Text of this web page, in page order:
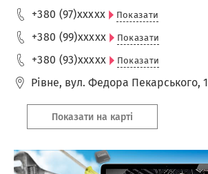
+380 (97)xxxxx Показати
+380 (99)xxxxx Показати
+380 (93)xxxxx Показати
Рівне, вул. Федора Пекарського, 1
Показати на карті